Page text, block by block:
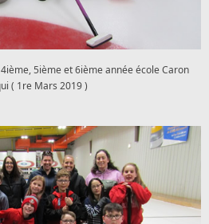
5ième et 6ième année école Caron
( 1re Mars 2019 )